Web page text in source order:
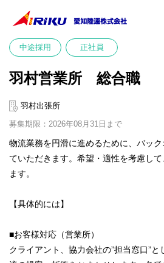
中途採用 正社員
羽村営業所 総合職
羽村出張所
募集期限：2026年08月31日まで
物流業務を円滑に進めるために、バッ
ていただきます。希望・適性を考慮し
ます。
【具体的には】
■お客様対応（営業所）
クライアント、協力会社の”担当窓口”